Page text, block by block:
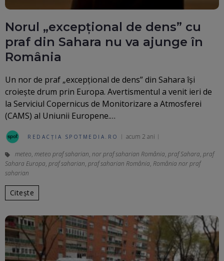
Norul „excepțional de dens” cu
praf din Sahara nu va ajunge în
România
Un nor de praf „excepțional de dens” din Sahara își
croiește drum prin Europa. Avertismentul a venit ieri de
la Serviciul Copernicus de Monitorizare a Atmosferei
(CAMS) al Uniunii Europene.…
REDACȚIA SPOTMEDIA.RO acum 2 ani
meteo, meteo praf saharian, nor praf saharian România, praf Sahara, praf
Sahara Europa, praf saharian, praf saharian România, România nor praf
saharian
Citește